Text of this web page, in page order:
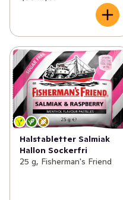
Halstabletter Salmiak
Hallon Sockerfri
25 g, Fisherman's Friend